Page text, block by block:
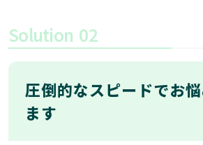
Solution 02
圧倒的なスピードでお
ます